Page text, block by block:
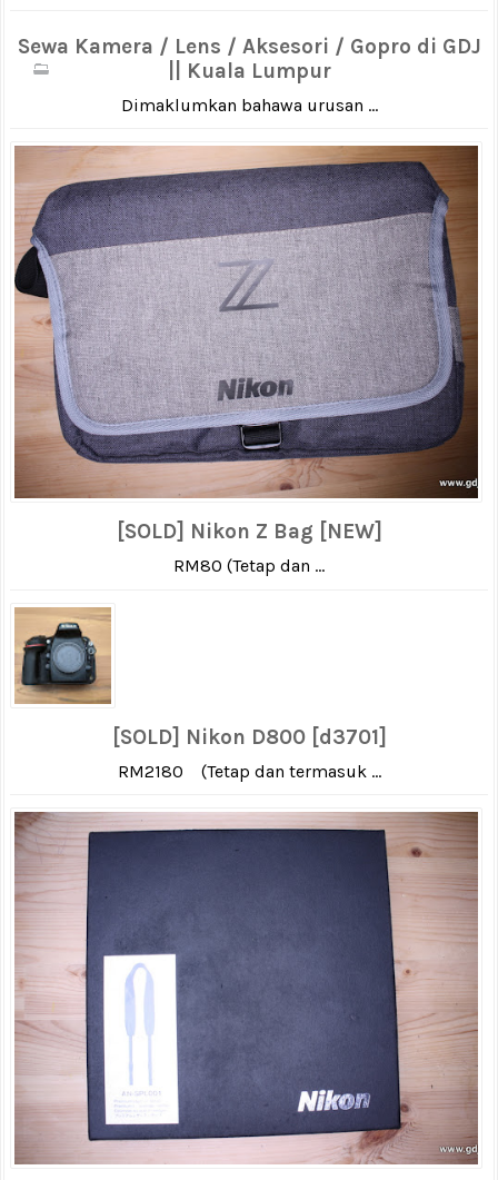
Sewa Kamera / Lens / Aksesori / Gopro di GDJ
|| Kuala Lumpur
Dimaklumkan bahawa urusan ...
[SOLD] Nikon Z Bag [NEW]
RM80 (Tetap dan ...
[SOLD] Nikon D800 [d3701]
RM2180 (Tetap dan termasuk ...